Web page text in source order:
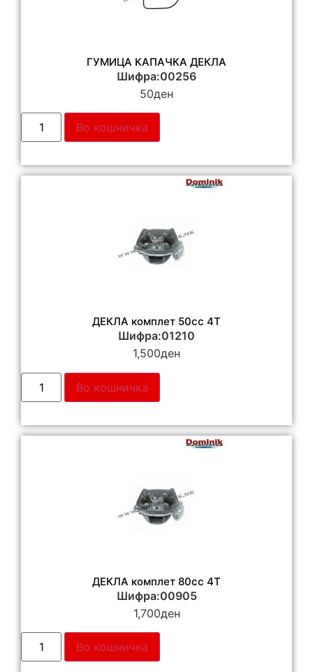
ГУМИЦА КАПАЧКА ДЕКЛА
Шифра:00256
50ден
Во кошничка
ДЕКЛА комплет 50cc 4T
Шифра:01210
1,500ден
Во кошничка
ДЕКЛА комплет 80cc 4T
Шифра:00905
1,700ден
Во кошничка